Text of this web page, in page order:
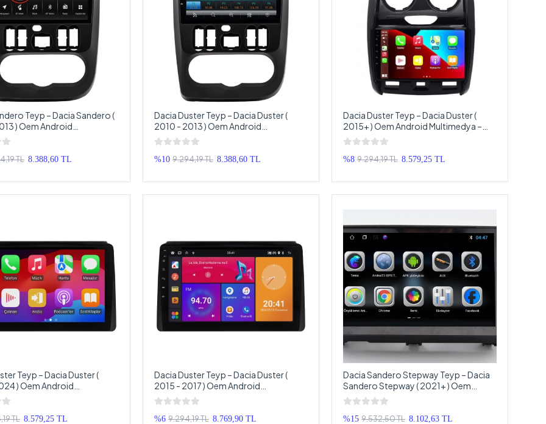
Teyp – Dacia Sandero (
) Oem Android
– Dacia Sandero Android
TL 8.388,60 TL
Dacia Duster Teyp – Dacia Duster (
2010 - 2013 ) Oem Android
Multimedya – Dacia Duster Android
Double Teyp
%10 9.294,19 TL 8.388,60 TL
Dacia Duster Teyp – Dacia Duster (
2015+ ) Oem Android Multimedya –
Dacia Duster Android Double Teyp
%8 9.294,19 TL 8.579,25 TL
Teyp – Dacia Duster (
) Oem Android
– Dacia Duster Android
TL 8.579,25 TL
Dacia Duster Teyp – Dacia Duster (
2015 - 2017 ) Oem Android
Multimedya – Dacia Duster Android
Double Teyp
%6 9.294,19 TL 8.769,90 TL
Dacia Sandero Stepway Teyp – Dacia
Sandero Stepway ( 2021+ ) Oem
Android Multimedya – Dacia Sandero
Stepway Android Double Teyp
%15 9.532,50 TL 8.102,63 TL